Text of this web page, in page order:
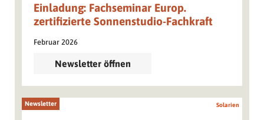
Einladung: Fachseminar Europ.
zertifizierte Sonnenstudio-Fachkraft
Februar 2026
Newsletter öffnen
Newsletter Solarien